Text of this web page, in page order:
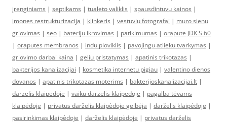
įrenginiams | septikams | tualeto valiklis | spausdintuvu kainos |
imones restrukturizacija | klinkeris | vestuviu fotografai | muro sienu
griovimas | seo | bateriju ikrovimas | patikimumas | orapute JDK S 60
| oraputes membranos | indu ploviklis | pavojingu atlieku tvarkymas |
griovimo darbai kaina | geliu pristatymas | apatinis trikotazas |
bakterijos kanalizacijai | kosmetika internetu pigiau | valentino dienos
dovanos | apatinis trikotazas moterims | bakterijoskanalizacijai.lt |
darzelis klaipedoje | vaiku darzelis klaipedoje | pagalba tėvams
klaipėdoje | privatus darželis klaipėdoje gelbėja | darželis klaipėdoje |
pasirinkimas klaipėdoje | darželis klaipėdoje | privatus darželis